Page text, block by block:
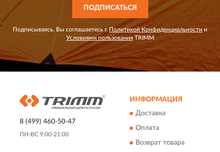
ПОДПИСАТЬСЯ
Подписываясь, Вы соглашаетесь с Политикой Конфиденциальности и
Условиями пользованияTRIMM
8 (499) 460-50-47
ПН-ВС 9:00-21:00
ИНФОРМАЦИЯ
Доставка
Оплата
Возврат товара